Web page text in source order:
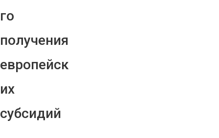
го
получения
европейск
их
субсидий